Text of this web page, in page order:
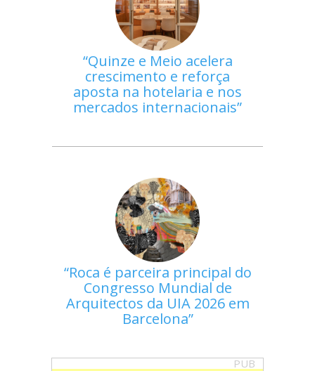
Quinze e Meio acelera
crescimento e reforça
aposta na hotelaria e nos
mercados internacionais
Roca é parceira principal do
Congresso Mundial de
Arquitectos da UIA 2026 em
Barcelona
PUB